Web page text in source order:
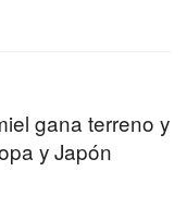
gana terreno y
y Japón